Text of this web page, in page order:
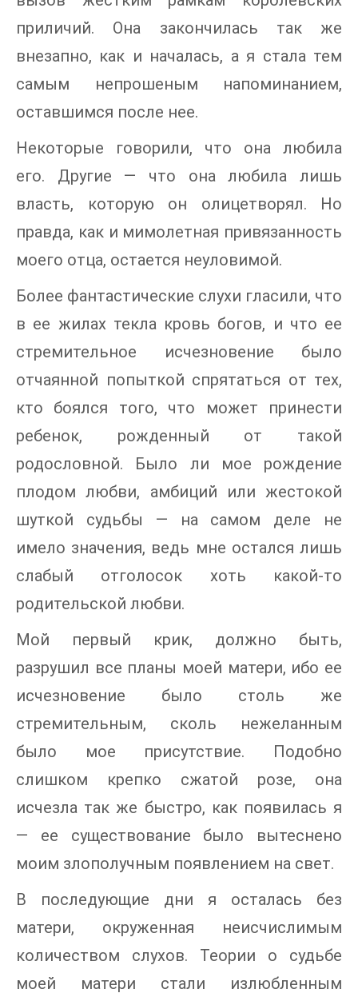
приличий. Она закончилась так же
внезапно, как и началась, а я стала тем
самым непрошеным напоминанием,
оставшимся после нее.
Некоторые говорили, что она любила
его. Другие — что она любила лишь
власть, которую он олицетворял. Но
правда, как и мимолетная привязанность
моего отца, остается неуловимой.
Более фантастические слухи гласили, что
в ее жилах текла кровь богов, и что ее
стремительное исчезновение было
отчаянной попыткой спрятаться от тех,
кто боялся того, что может принести
ребенок, рожденный от такой
родословной. Было ли мое рождение
плодом любви, амбиций или жестокой
шуткой судьбы — на самом деле не
имело значения, ведь мне остался лишь
слабый отголосок хоть какой-то
родительской любви.
Мой первый крик, должно быть,
разрушил все планы моей матери, ибо ее
исчезновение было столь же
стремительным, сколь нежеланным
было мое присутствие. Подобно
слишком крепко сжатой розе, она
исчезла так же быстро, как появилась я
— ее существование было вытеснено
моим злополучным появлением на свет.
В последующие дни я осталась без
матери, окруженная неисчислимым
количеством слухов. Теории о судьбе
моей матери стали излюбленным